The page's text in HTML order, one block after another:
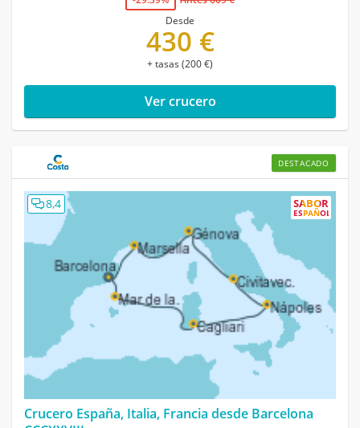
Desde
430 €
+ tasas (200 €)
Ver crucero
DESTACADO
SABOR
ESPAÑOL
8,4
Crucero España, Italia, Francia desde Barcelona